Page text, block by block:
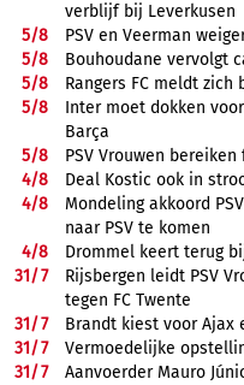
verblijf bij Leverkusen
5/8
PSV en Veerman
5/8
Bouhoudane vervolgt
5/8
Rangers FC meldt zich
5/8
Inter moet dokken
Barça
5/8
PSV Vrouwen
4/8
Deal Kostic ook in
4/8
Mondeling akkoord
naar PSV te komen
4/8
Drommel keert terug
31/7
Rijsbergen leidt PSV
tegen FC Twente
31/7
Brandt kiest voor Ajax
31/7
Vermoedelijke
31/7
Aanvoerder Mauro